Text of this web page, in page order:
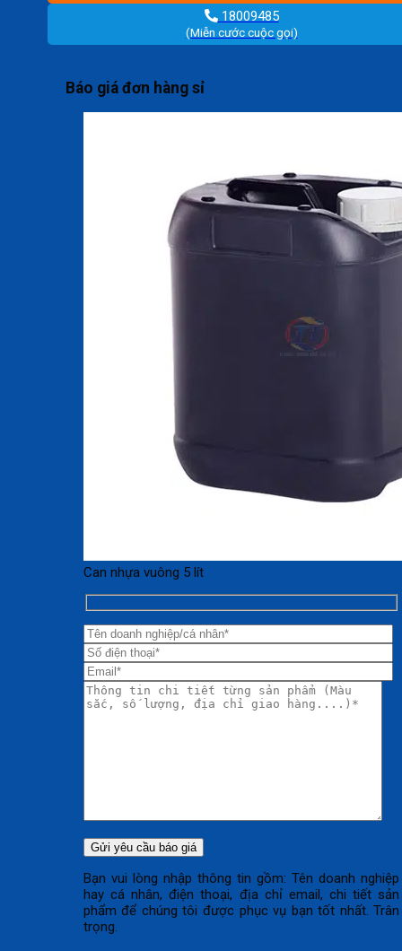
18009485
(Miễn cước cuộc gọi)
Báo giá đơn hàng sỉ
Can nhựa vuông 5 lít
Bạn vui lòng nhập thông tin gồm: Tên doanh nghiệp
hay cá nhân, điện thoại, địa chỉ email, chi tiết sản
phẩm để chúng tôi được phục vụ bạn tốt nhất. Trân
trọng.